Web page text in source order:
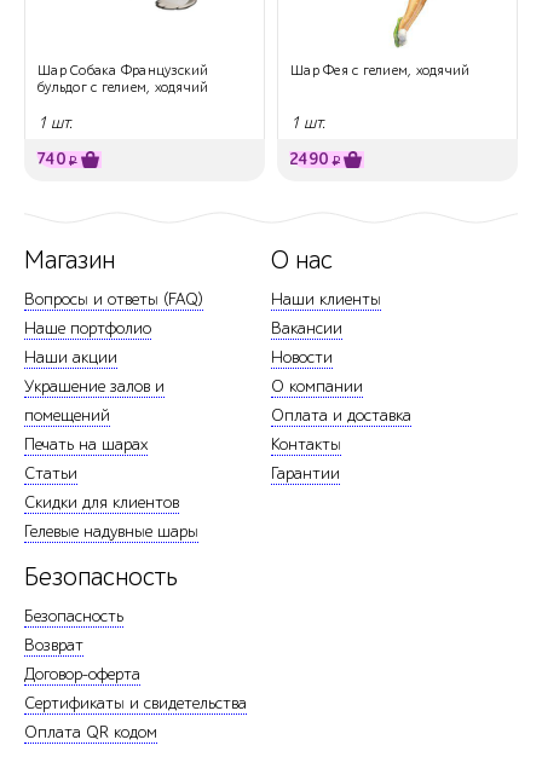
Шар Собака Французский
бульдог с гелием, ходячий
1 шт.
740 ₽
Шар Фея с гелием, ходячий
1 шт.
2490 ₽
Магазин
Вопросы и ответы (FAQ)
Наше портфолио
Наши акции
Украшение залов и
помещений
Печать на шарах
Статьи
Скидки для клиентов
Гелевые надувные шары
О нас
Наши клиенты
Вакансии
Новости
О компании
Оплата и доставка
Контакты
Гарантии
Безопасность
Безопасность
Возврат
Договор-оферта
Сертификаты и свидетельства
Оплата QR кодом